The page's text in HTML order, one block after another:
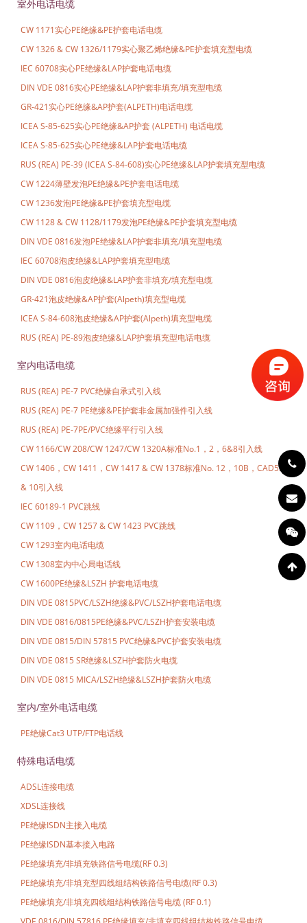
室外电话电缆
CW 1171实心PE绝缘&PE护套电话电缆
CW 1326 & CW 1326/1179实心聚乙烯绝缘&PE护套填充型电缆
IEC 60708实心PE绝缘&LAP护套电话电缆
DIN VDE 0816实心PE绝缘&LAP护套非填充/填充型电缆
GR-421实心PE绝缘&AP护套(ALPETH)电话电缆
ICEA S-85-625实心PE绝缘&AP护套 (ALPETH) 电话电缆
ICEA S-85-625实心PE绝缘&LAP护套电话电缆
RUS (REA) PE-39 (ICEA S-84-608)实心PE绝缘&LAP护套填充型电缆
CW 1224薄壁发泡PE绝缘&PE护套电话电缆
CW 1236发泡PE绝缘&PE护套填充型电缆
CW 1128 & CW 1128/1179发泡PE绝缘&PE护套填充型电缆
DIN VDE 0816发泡PE绝缘&LAP护套非填充/填充型电缆
IEC 60708泡皮绝缘&LAP护套填充型电缆
DIN VDE 0816泡皮绝缘&LAP护套非填充/填充型电缆
GR-421泡皮绝缘&AP护套(Alpeth)填充型电缆
ICEA S-84-608泡皮绝缘&AP护套(Alpeth)填充型电缆
RUS (REA) PE-89泡皮绝缘&LAP护套填充型电话电缆
室内电话电缆
RUS (REA) PE-7 PVC绝缘自承式引入线
RUS (REA) PE-7 PE绝缘&PE护套非金属加强件引入线
RUS (REA) PE-7PE/PVC绝缘平行引入线
CW 1166/CW 208/CW 1247/CW 1320A标准No.1，2，6&8引入线
CW 1406，CW 1411，CW 1417 & CW 1378标准No. 12，10B，CAD55M
& 10引入线
IEC 60189-1 PVC跳线
CW 1109，CW 1257 & CW 1423 PVC跳线
CW 1293室内电话电缆
CW 1308室内中心局电话线
CW 1600PE绝缘&LSZH 护套电话电缆
DIN VDE 0815PVC/LSZH绝缘&PVC/LSZH护套电话电缆
DIN VDE 0816/0815PE绝缘&PVC/LSZH护套安装电缆
DIN VDE 0815/DIN 57815 PVC绝缘&PVC护套安装电缆
DIN VDE 0815 SR绝缘&LSZH护套防火电缆
DIN VDE 0815 MICA/LSZH绝缘&LSZH护套防火电缆
室内/室外电话电缆
PE绝缘Cat3 UTP/FTP电话线
特殊电话电缆
ADSL连接电缆
XDSL连接线
PE绝缘ISDN主接入电缆
PE绝缘ISDN基本接入电路
PE绝缘填充/非填充铁路信号电缆(RF 0.3)
PE绝缘填充/非填充型四线组结构铁路信号电缆(RF 0.3)
PE绝缘填充/非填充四线组结构铁路信号电缆 (RF 0.1)